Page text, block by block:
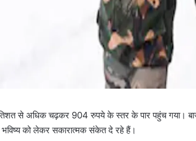
से अधिक चढ़कर 904 रुपये के स्तर के पार पहुंच गया।
भविष्य को लेकर सकारात्मक संकेत दे रहे हैं।